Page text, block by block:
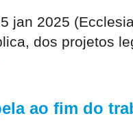
jan 2025
dos projetos
ao fim do